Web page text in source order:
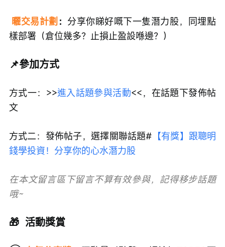
曬交易計劃 ： 分享你睇好嘅下一隻潛力股，同埋點
樣部署（倉位幾多？止損止盈設喺邊？）
📌參加方式
方式一：>>進入話題參與活動<<，在話題下發佈帖
文
方式二：發佈帖子，選擇關聯話題# 【有獎】跟聰明
錢學投資！分享你的心水潛力股
在本文留言區下留言不算有效參與，記得移步話題
哦~
🎁  活動獎賞